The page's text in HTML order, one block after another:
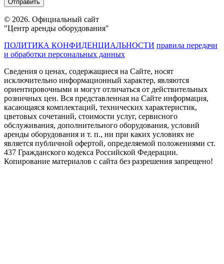
© 2026. Официальный сайт
"Центр аренды оборудования"
ПОЛИТИКА КОНФИДЕНЦИАЛЬНОСТИ правила передачи
и обработки персональных данных
Сведения о ценах, содержащиеся на Сайте, носят
исключительно информационный характер, являются
ориентировочными и могут отличаться от действительных
розничных цен. Вся представленная на Сайте информация,
касающаяся комплектаций, технических характеристик,
цветовых сочетаний, стоимости услуг, сервисного
обслуживания, дополнительного оборудования, условий
аренды оборудования и т. п., ни при каких условиях не
является публичной офертой, определяемой положениями ст.
437 Гражданского кодекса Российской Федерации.
Копирование материалов с сайта без разрешения запрещено!